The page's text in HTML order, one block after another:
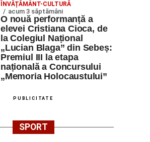
ÎNVĂȚĂMÂNT-CULTURĂ
acum 3 săptămâni
O nouă performanță a
elevei Cristiana Cioca, de
la Colegiul Național
„Lucian Blaga” din Sebeș:
Premiul III la etapa
națională a Concursului
„Memoria Holocaustului”
PUBLICITATE
SPORT